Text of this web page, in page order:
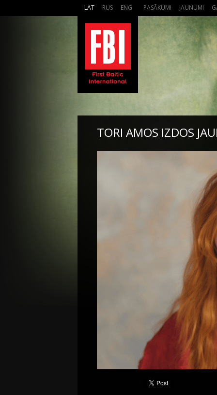
LAT RUS ENG PASĀKUMI JAUNUMI
TORI AMOS IZDOS